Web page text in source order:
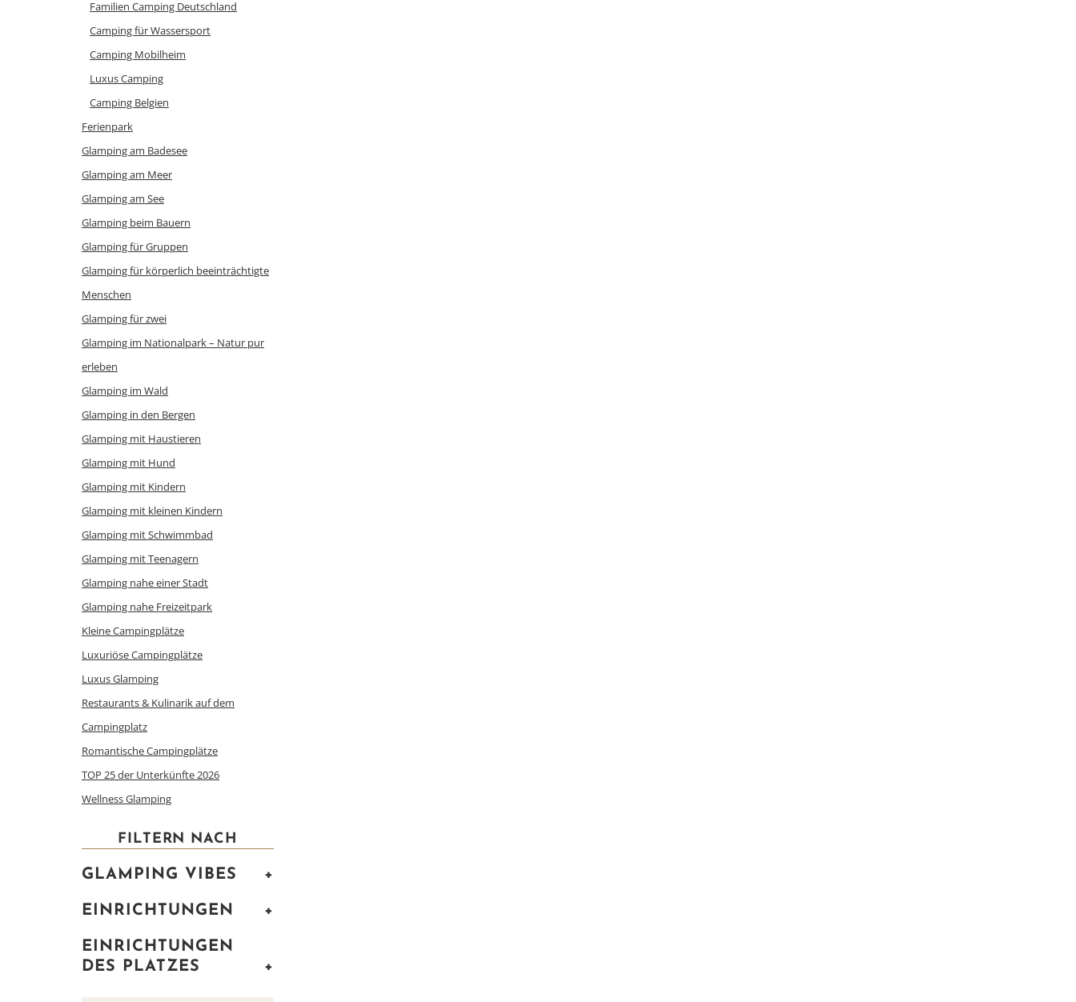
Familien Camping Deutschland
Camping für Wassersport
Camping Mobilheim
Luxus Camping
Camping Belgien
Ferienpark
Glamping am Badesee
Glamping am Meer
Glamping am See
Glamping beim Bauern
Glamping für Gruppen
Glamping für körperlich beeinträchtigte
Menschen
Glamping für zwei
Glamping im Nationalpark – Natur pur
erleben
Glamping im Wald
Glamping in den Bergen
Glamping mit Haustieren
Glamping mit Hund
Glamping mit Kindern
Glamping mit kleinen Kindern
Glamping mit Schwimmbad
Glamping mit Teenagern
Glamping nahe einer Stadt
Glamping nahe Freizeitpark
Kleine Campingplätze
Luxuriöse Campingplätze
Luxus Glamping
Restaurants & Kulinarik auf dem
Campingplatz
Romantische Campingplätze
TOP 25 der Unterkünfte 2026
Wellness Glamping
FILTERN NACH
GLAMPING VIBES +
EINRICHTUNGEN +
EINRICHTUNGEN
DES PLATZES
+